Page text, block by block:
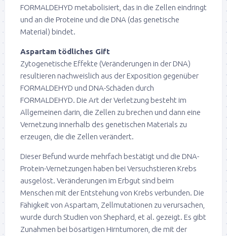
FORMALDEHYD metabolisiert, das in die Zellen eindringt
und an die Proteine und die DNA (das genetische
Material) bindet.
Aspartam tödliches Gift
Zytogenetische Effekte (Veränderungen in der DNA)
resultieren nachweislich aus der Exposition gegenüber
FORMALDEHYD und DNA-Schäden durch
FORMALDEHYD. Die Art der Verletzung besteht im
Allgemeinen darin, die Zellen zu brechen und dann eine
Vernetzung innerhalb des genetischen Materials zu
erzeugen, die die Zellen verändert.
Dieser Befund wurde mehrfach bestätigt und die DNA-
Protein-Vernetzungen haben bei Versuchstieren Krebs
ausgelöst. Veränderungen im Erbgut sind beim
Menschen mit der Entstehung von Krebs verbunden. Die
Fähigkeit von Aspartam, Zellmutationen zu verursachen,
wurde durch Studien von Shephard, et al. gezeigt. Es gibt
Zunahmen bei bösartigen Hirntumoren, die mit der